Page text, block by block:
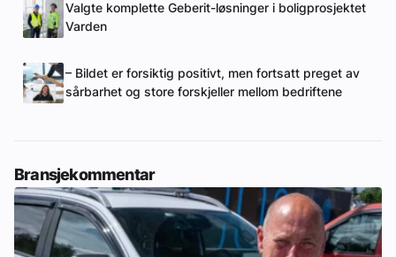
Valgte komplette Geberit-løsninger i boligprosjektet
Varden
– Bildet er forsiktig positivt, men fortsatt preget av
sårbarhet og store forskjeller mellom bedriftene
Bransjekommentar